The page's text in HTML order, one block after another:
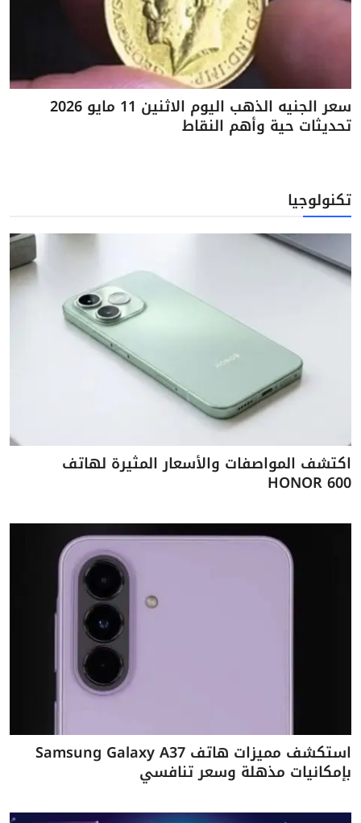
سعر الجنيه الذهب اليوم الاثنين 11 مايو 2026
تحديثات حية وأهم النقاط
تكنولوجيا
اكتشف المواصفات والأسعار المثيرة لهاتف
HONOR 600
استكشف مميزات هاتف Samsung Galaxy A37
بإمكانيات مذهلة وسعر تنافسي